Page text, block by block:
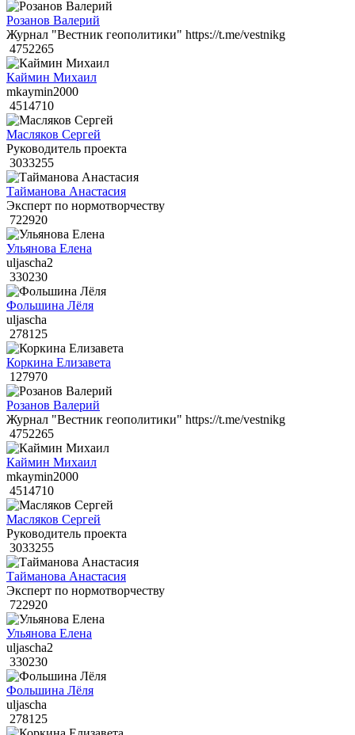
Розанов Валерий
Журнал "Вестник геополитики" https://t.me/vestnikg
4752265
Каймин Михаил
mkaymin2000
4514710
Масляков Сергей
Руководитель проекта
3033255
Тайманова Анастасия
Эксперт по нормотворчеству
722920
Ульянова Елена
uljascha2
330230
Фольшина Лёля
uljascha
278125
Коркина Елизавета
127970
Розанов Валерий
Журнал "Вестник геополитики" https://t.me/vestnikg
4752265
Каймин Михаил
mkaymin2000
4514710
Масляков Сергей
Руководитель проекта
3033255
Тайманова Анастасия
Эксперт по нормотворчеству
722920
Ульянова Елена
uljascha2
330230
Фольшина Лёля
uljascha
278125